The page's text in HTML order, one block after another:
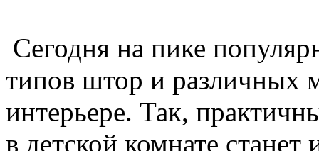
Сегодня на пике
типов штор и различных
интерьере. Так,
в детской комнате